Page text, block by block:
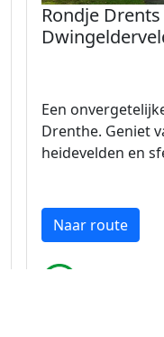
Rondje
Een
Drenthe. Geniet
heidevelden en
Naar route